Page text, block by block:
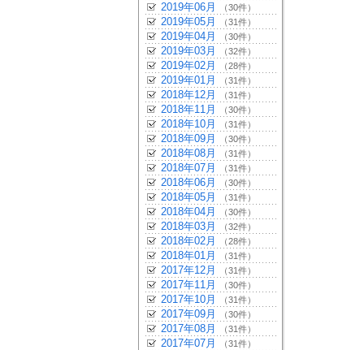
2019年06月 （30件）
2019年05月 （31件）
2019年04月 （30件）
2019年03月 （32件）
2019年02月 （28件）
2019年01月 （31件）
2018年12月 （31件）
2018年11月 （30件）
2018年10月 （31件）
2018年09月 （30件）
2018年08月 （31件）
2018年07月 （31件）
2018年06月 （30件）
2018年05月 （31件）
2018年04月 （30件）
2018年03月 （32件）
2018年02月 （28件）
2018年01月 （31件）
2017年12月 （31件）
2017年11月 （30件）
2017年10月 （31件）
2017年09月 （30件）
2017年08月 （31件）
2017年07月 （31件）